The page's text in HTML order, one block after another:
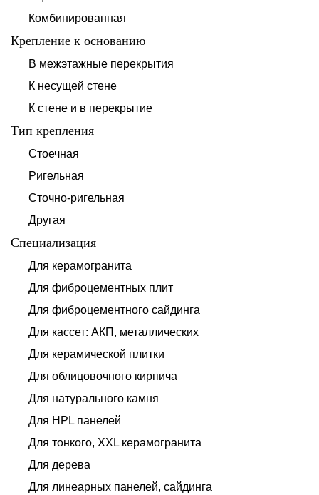
Комбинированная
Крепление к основанию
В межэтажные перекрытия
К несущей стене
К стене и в перекрытие
Тип крепления
Стоечная
Ригельная
Сточно-ригельная
Другая
Специализация
Для керамогранита
Для фиброцементных плит
Для фиброцементного сайдинга
Для кассет: АКП, металлических
Для керамической плитки
Для облицовочного кирпича
Для натурального камня
Для HPL панелей
Для тонкого, XXL керамогранита
Для дерева
Для линеарных панелей, сайдинга